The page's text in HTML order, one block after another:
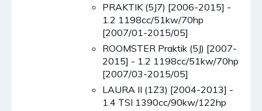
PRAKTIK (5J7) [2006-2015] -
1.2 1198cc/51kw/70hp
[2007/01-2015/05]
ROOMSTER Praktik (5J) [2007-
2015] - 1.2 1198cc/51kw/70hp
[2007/03-2015/05]
LAURA II (1Z3) [2004-2013] -
1.4 TSI 1390cc/90kw/122hp